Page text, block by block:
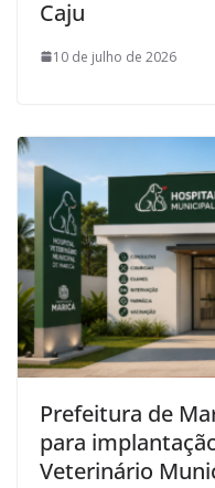
Caju
10 de julho de 2026
Prefeitura de
para
Veterinário